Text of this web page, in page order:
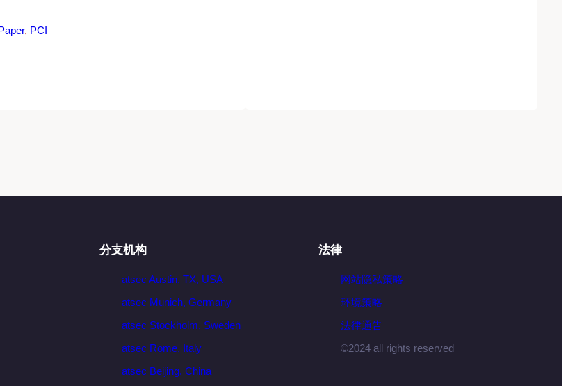
, PCI
分支机构
atsec Austin, TX, USA
atsec Munich, Germany
atsec Stockholm, Sweden
atsec Rome, Italy
atsec Beijing, China
法律
网站隐私策略
环境策略
法律通告
©2024 all rights reserved